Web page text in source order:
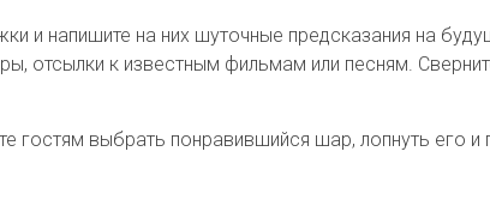
и напишите на них шуточные предсказания на
отсылки к известным фильмам или песням.
гостям выбрать понравившийся шар, лопнуть его и